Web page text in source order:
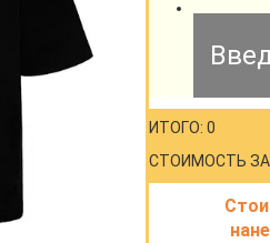
ИТОГО: 0
СТОИМОСТЬ ЗА